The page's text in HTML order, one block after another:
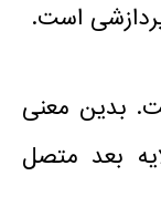
است.
بدین معنی
بعد متصل